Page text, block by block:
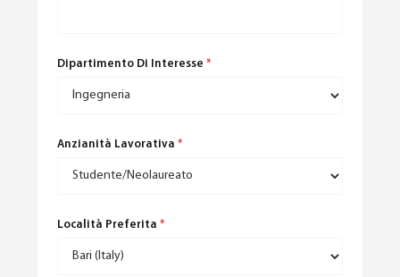
Dipartimento Di Interesse *
Anzianità Lavorativa *
Località Preferita *